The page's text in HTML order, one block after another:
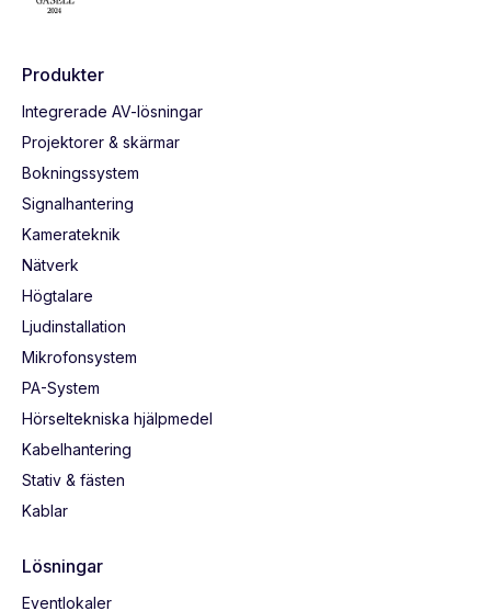
Produkter
Integrerade AV-lösningar
Projektorer & skärmar
Bokningssystem
Signalhantering
Kamerateknik
Nätverk
Högtalare
Ljudinstallation
Mikrofonsystem
PA-System
Hörseltekniska hjälpmedel
Kabelhantering
Stativ & fästen
Kablar
Lösningar
Eventlokaler